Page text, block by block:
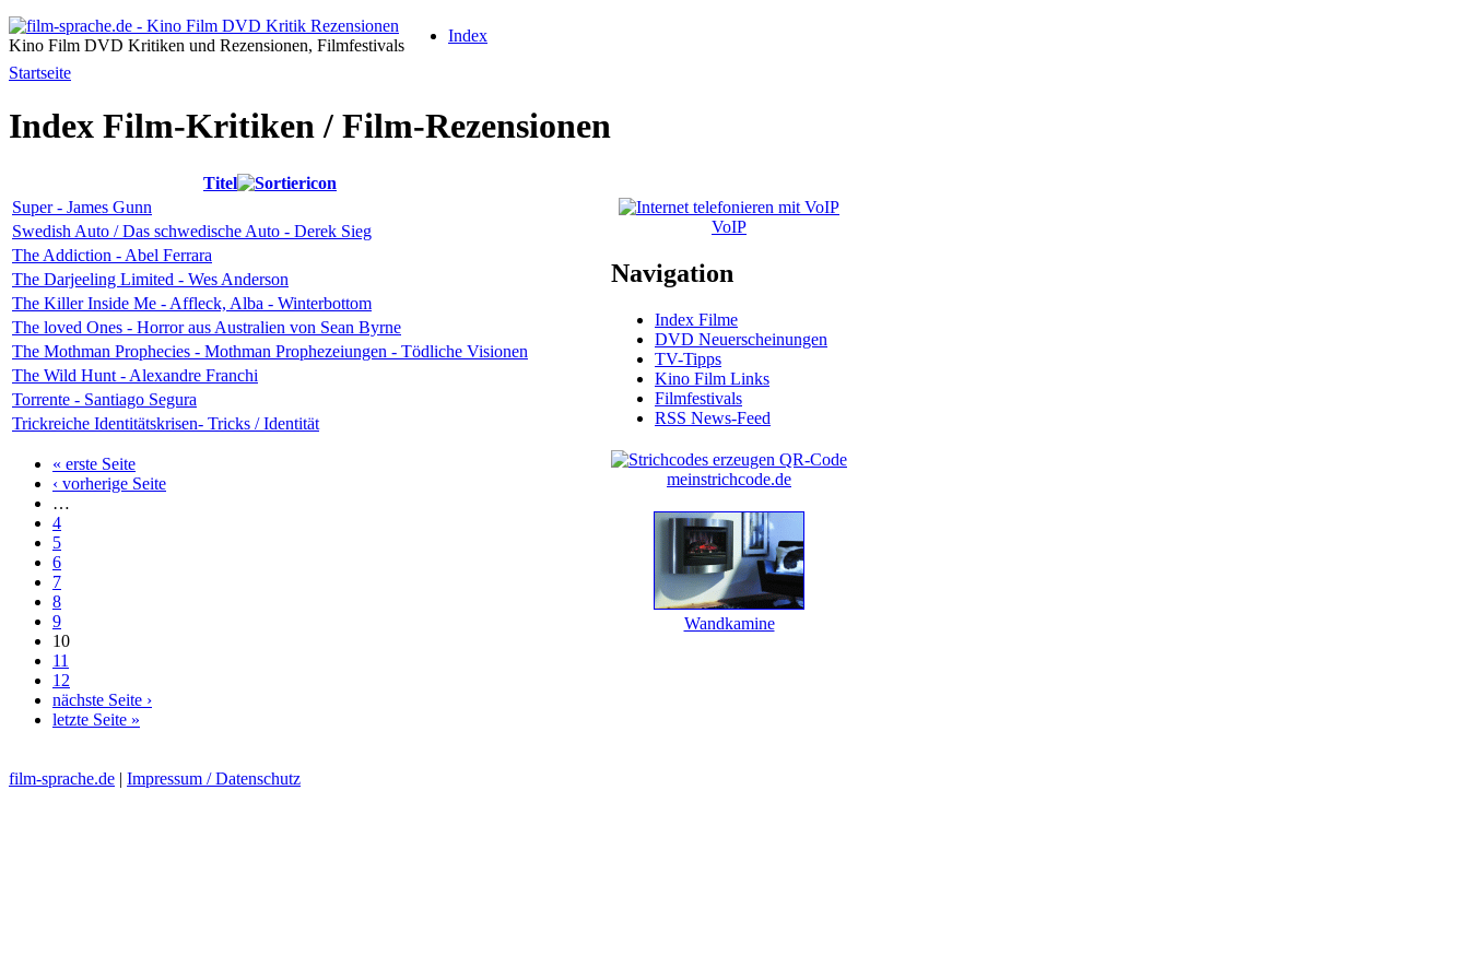
Kino Film DVD Kritiken und Rezensionen, Filmfestivals
Index
Startseite
Index Film-Kritiken / Film-Rezensionen
Titel
Super - James Gunn
Swedish Auto / Das schwedische Auto - Derek Sieg
The Addiction - Abel Ferrara
The Darjeeling Limited - Wes Anderson
The Killer Inside Me - Affleck, Alba - Winterbottom
The loved Ones - Horror aus Australien von Sean Byrne
The Mothman Prophecies - Mothman Prophezeiungen - Tödliche Visionen
The Wild Hunt - Alexandre Franchi
Torrente - Santiago Segura
Trickreiche Identitätskrisen- Tricks / Identität
« erste Seite
‹ vorherige Seite
…
4
5
6
7
8
9
10
11
12
nächste Seite ›
letzte Seite »
VoIP
Navigation
Index Filme
DVD Neuerscheinungen
TV-Tipps
Kino Film Links
Filmfestivals
RSS News-Feed
meinstrichcode.de
Wandkamine
film-sprache.de | Impressum / Datenschutz